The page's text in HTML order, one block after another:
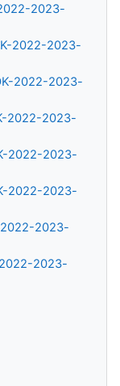
2023-
2022-2023-
2022-2023-
2022-2023-
2022-2023-
2022-2023-
2023-
2023-